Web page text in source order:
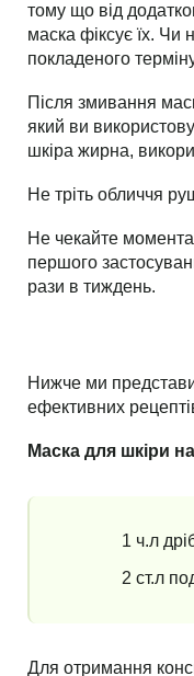
тому що від
маска фіксує їх. Чи
покладеного
Після змивання
який ви
шкіра жирна,
Не тріть обличчя
Не чекайте
першого
рази в тиждень.
Нижче ми
ефективних
Маска для шкіри
1 ч.л
2 ст.л
Для отримання